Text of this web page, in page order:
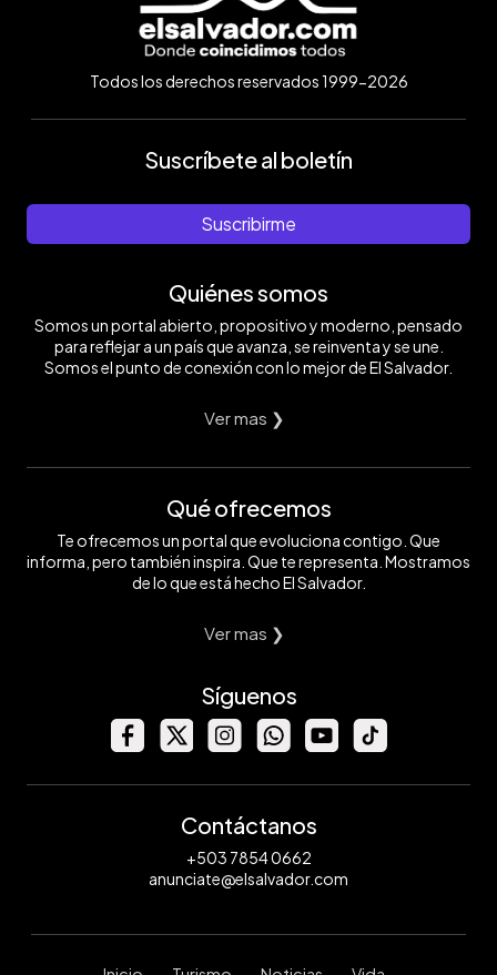
Todos los derechos reservados 1999-2026
Suscríbete al boletín
Suscribirme
Quiénes somos
Somos un portal abierto, propositivo y moderno, pensado
para reflejar a un país que avanza, se reinventa y se une.
Somos el punto de conexión con lo mejor de El Salvador.
Ver mas ❯
Qué ofrecemos
Te ofrecemos un portal que evoluciona contigo. Que
informa, pero también inspira. Que te representa. Mostramos
de lo que está hecho El Salvador.
Ver mas ❯
Síguenos
Contáctanos
+503 7854 0662
anunciate@elsalvador.com